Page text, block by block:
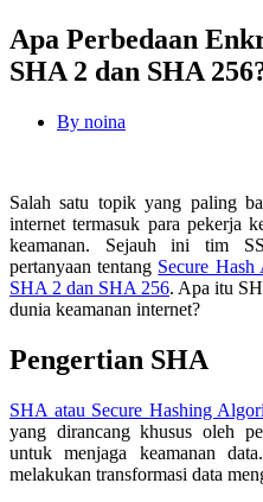
Apa Perbedaan
SHA 2 dan SHA
By noina
Salah satu topik yang paling
internet termasuk para pekerja
keamanan. Sejauh ini tim
pertanyaan tentang Secure
SHA 2 dan SHA 256. Apa itu
dunia keamanan internet?
Pengertian SHA
SHA atau Secure Hashing
yang dirancang khusus oleh
untuk menjaga keamanan
melakukan transformasi data